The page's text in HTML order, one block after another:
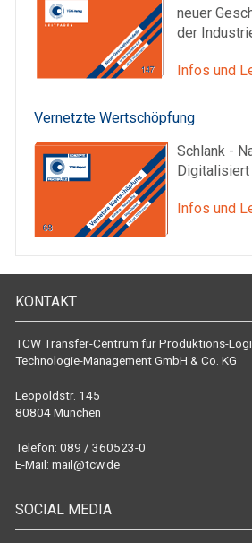
neuer
der
Infos und
Vernetzte Wertschöpfung
Schlank -
Digitalisiert
Infos und
KONTAKT
TCW Transfer-Centrum für Produktions-
Technologie-Management GmbH & Co. KG
Leopoldstr. 145
80804 München
Telefon: 089 / 360523-0
E-Mail: mail@tcw.de
SOCIAL MEDIA